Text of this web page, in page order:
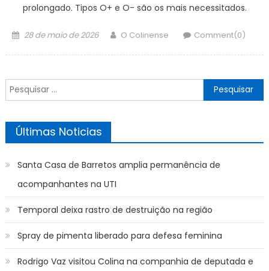
prolongado. Tipos O+ e O- são os mais necessitados.
Posted
28 de maio de 2026 Author
O Colinense Comment(0)
Pesquisar
por:
Últimas Noticias
Santa Casa de Barretos amplia permanência de
acompanhantes na UTI
Temporal deixa rastro de destruição na região
Spray de pimenta liberado para defesa feminina
Rodrigo Vaz visitou Colina na companhia de deputada e